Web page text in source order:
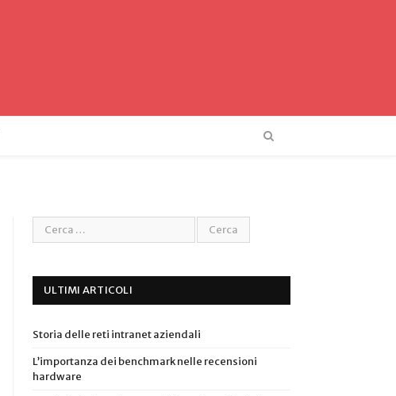
ULTIMI ARTICOLI
Storia delle reti intranet aziendali
L’importanza dei benchmark nelle recensioni
hardware